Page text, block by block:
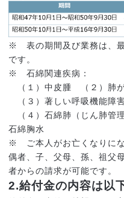
※ 表の期間及び業務は、
です。
※ 石綿関連疾病：
（１）中皮腫 （２）肺
（３）著しい呼吸機能障
（４）石綿肺（じん肺管
石綿胸水
※ ご本人がお亡くなりに
偶者、子、父母、孫、祖父
者からの請求が可能です。
2.給付金の内容は以